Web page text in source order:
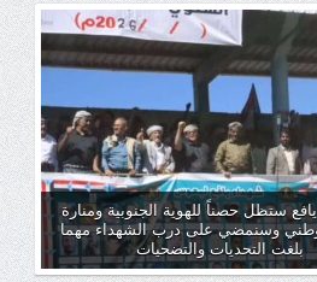
ستظل حصناً للهوية الجنوبية ومنارة
وسنمضي على درب الشهداء مهما
بلغت التحديات والتضحيات